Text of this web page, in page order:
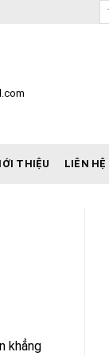
THIỆU LIÊN HỆ
khẳng